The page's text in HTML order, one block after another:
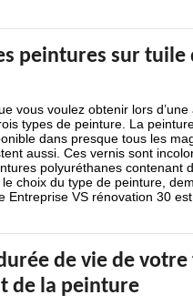
peintures sur
vous voulez obtenir lors
types de peinture. La
dans presque tous les
aussi. Ces vernis sont
polyuréthanes contenant
choix du type de peinture,
Entreprise VS rénovation 30
de vie de
de la peinture